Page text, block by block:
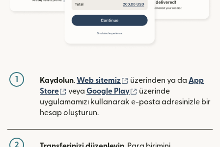
1 Kaydolun.Web sitemiz (yeni pencerede açılır)
üzerinden ya da App
Store
(yeni pencerede açılır)
veya Google Play (yeni pencerede açılır)
üzerinde
uygulamamızı kullanarak e-posta adresinizle bir
hesap oluşturun.
2